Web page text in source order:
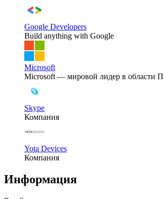
Google Developers
Build anything with Google
Microsoft
Microsoft — мировой лидер в области
Skype
Компания
Yota Devices
Компания
Информация